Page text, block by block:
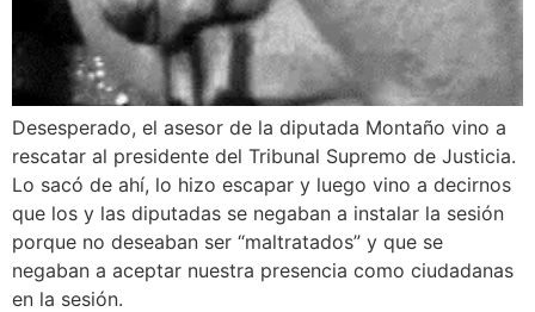
Desesperado, el asesor de la diputada Montaño vino a
rescatar al presidente del Tribunal Supremo de Justicia.
Lo sacó de ahí, lo hizo escapar y luego vino a decirnos
que los y las diputadas se negaban a instalar la sesión
porque no deseaban ser “maltratados” y que se
negaban a aceptar nuestra presencia como ciudadanas
en la sesión.